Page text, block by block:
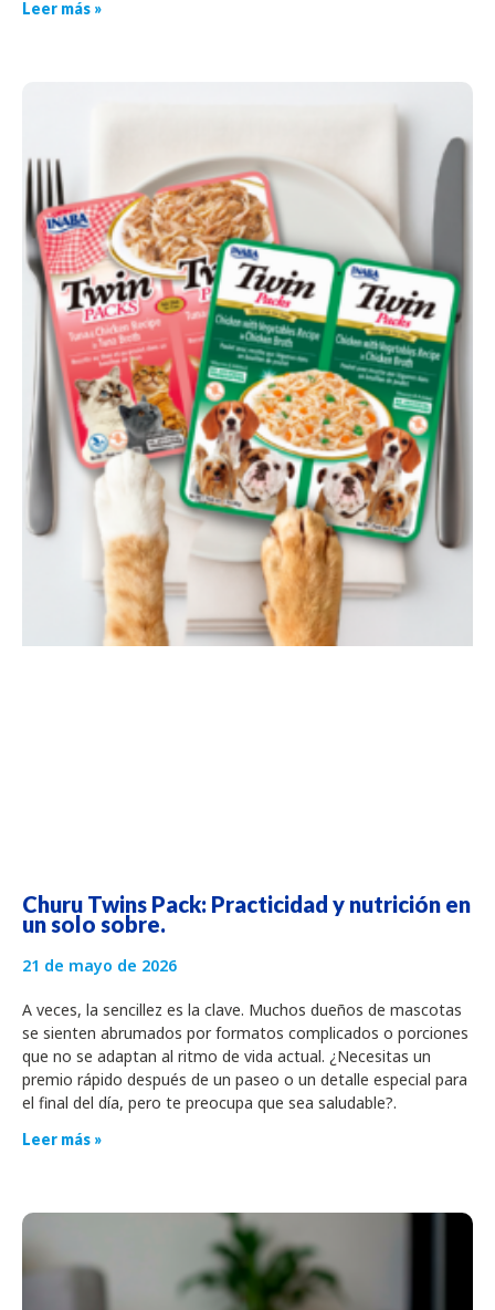
Leer más »
Churu Twins Pack: Practicidad y nutrición en
un solo sobre.
21 de mayo de 2026
A veces, la sencillez es la clave. Muchos dueños de mascotas
se sienten abrumados por formatos complicados o porciones
que no se adaptan al ritmo de vida actual. ¿Necesitas un
premio rápido después de un paseo o un detalle especial para
el final del día, pero te preocupa que sea saludable?.
Leer más »